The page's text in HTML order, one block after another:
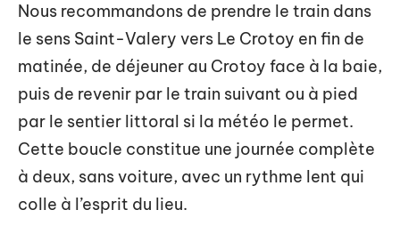
Nous recommandons de prendre le train dans
le sens Saint-Valery vers Le Crotoy en fin de
matinée, de déjeuner au Crotoy face à la baie,
puis de revenir par le train suivant ou à pied
par le sentier littoral si la météo le permet.
Cette boucle constitue une journée complète
à deux, sans voiture, avec un rythme lent qui
colle à l’esprit du lieu.